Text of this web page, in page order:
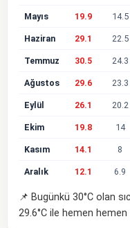
Mayıs 19.9 14.5
Haziran 29.1 22.5
Temmuz 30.5 24.3
Ağustos 29.6 23.3
Eylül 26.1 20.2
Ekim 19.8 14
Kasım 14.1 8
Aralık 12.1 6.9
📌 Bugünkü 30°C olan
29.6°C ile hemen hemen